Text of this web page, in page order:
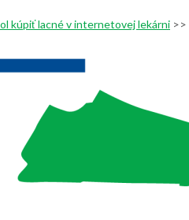
kúpiť lacné v internetovej lekárni >>